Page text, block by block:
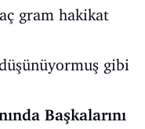
gram hakikat
gibi
Başkalarını